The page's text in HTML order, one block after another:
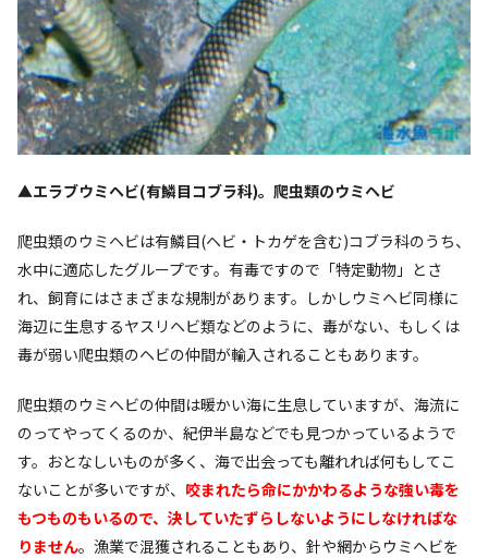
▲エラブウミヘビ(有鱗目コブラ科)。爬虫類のウミヘビ
爬虫類のウミヘビは有鱗目(ヘビ・トカゲを含む)コブラ科のうち、
水中に適応したグループです。有毒ですので「特定動物」とさ
れ、飼育にはさまざまな規制があります。しかしウミヘビ同様に
海辺に生息するヤスリヘビ類などのように、毒がない、もしくは
毒が弱い爬虫類のヘビの仲間が輸入されることもあります。
爬虫類のウミヘビの仲間は暖かい海に生息していますが、海流に
のってやってくるのか、紀伊半島などでも見つかっているようで
す。おとなしいものが多く、海で出会っても離れれば何もしてこ
ないことが多いですが、 咬まれたら命にかかわるような強い毒を
もつものもいるので、決していたずらしないようにしなければな
りません。漁業で混獲されることもあり、針や網からウミヘビを